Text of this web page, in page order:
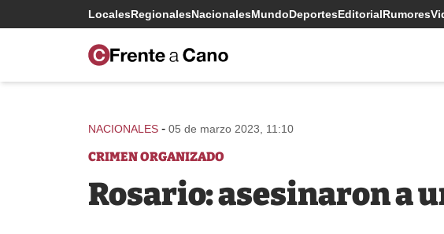
LocalesRegionalesNacionalesMundoDeportesEditorialRumores
NACIONALES - 05 de marzo 2023, 11:10
CRIMEN ORGANIZADO
Rosario: asesinaron a